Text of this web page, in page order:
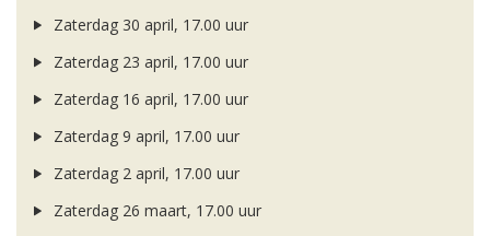
Zaterdag 30 april, 17.00 uur
Zaterdag 23 april, 17.00 uur
Zaterdag 16 april, 17.00 uur
Zaterdag 9 april, 17.00 uur
Zaterdag 2 april, 17.00 uur
Zaterdag 26 maart, 17.00 uur